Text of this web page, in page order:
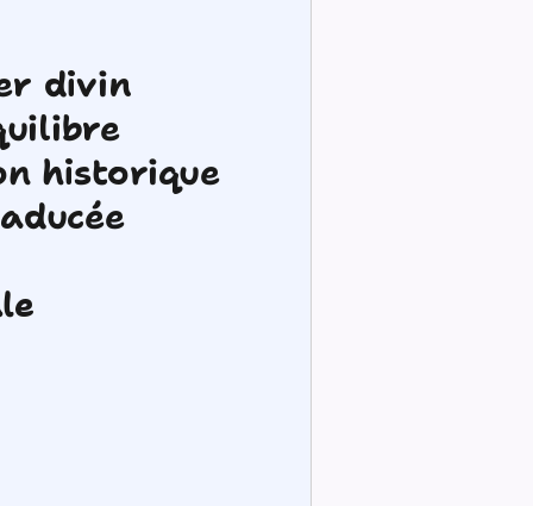
divin
historique